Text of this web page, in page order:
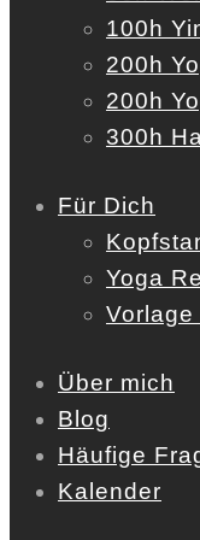
100h
200h
200h
300h
Für Dich
Yoga
Vorlage
Über mich
Blog
Häufige
Kalender